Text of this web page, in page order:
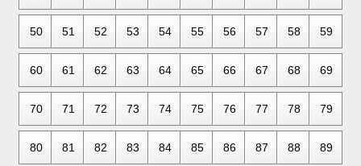
50 51 52 53 54 55 56 57 58 59
60 61 62 63 64 65 66 67 68 69
70 71 72 73 74 75 76 77 78 79
80 81 82 83 84 85 86 87 88 89